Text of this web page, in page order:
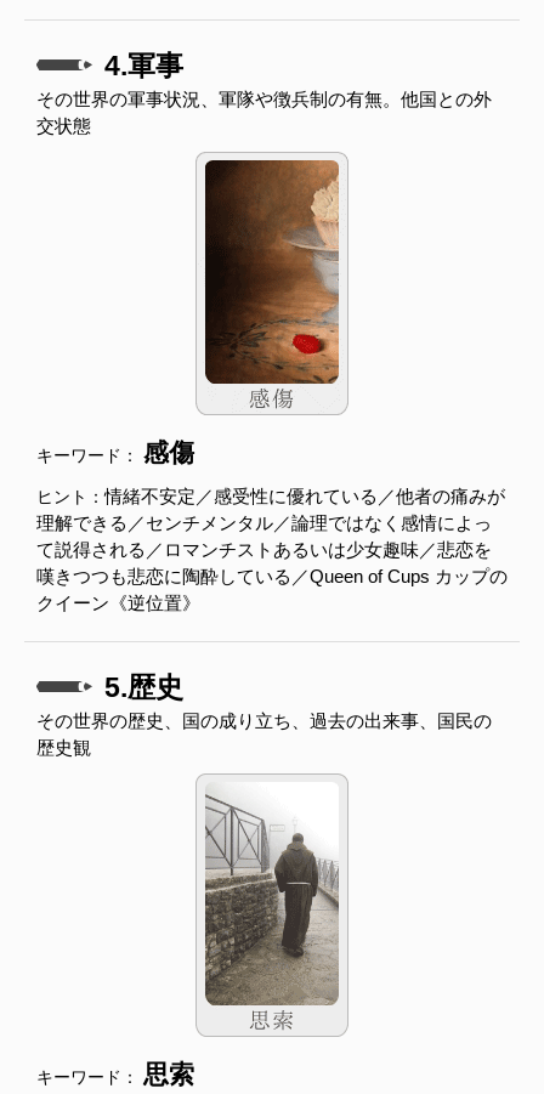
4.軍事
その世界の軍事状況、軍隊や徴兵制の有無。他国との外
交状態
キーワード： 感傷
ヒント：情緒不安定／感受性に優れている／他者の痛みが
理解できる／センチメンタル／論理ではなく感情によっ
て説得される／ロマンチストあるいは少女趣味／悲恋を
嘆きつつも悲恋に陶酔している／Queen of Cups カップの
クイーン《逆位置》
5.歴史
その世界の歴史、国の成り立ち、過去の出来事、国民の
歴史観
キーワード： 思索